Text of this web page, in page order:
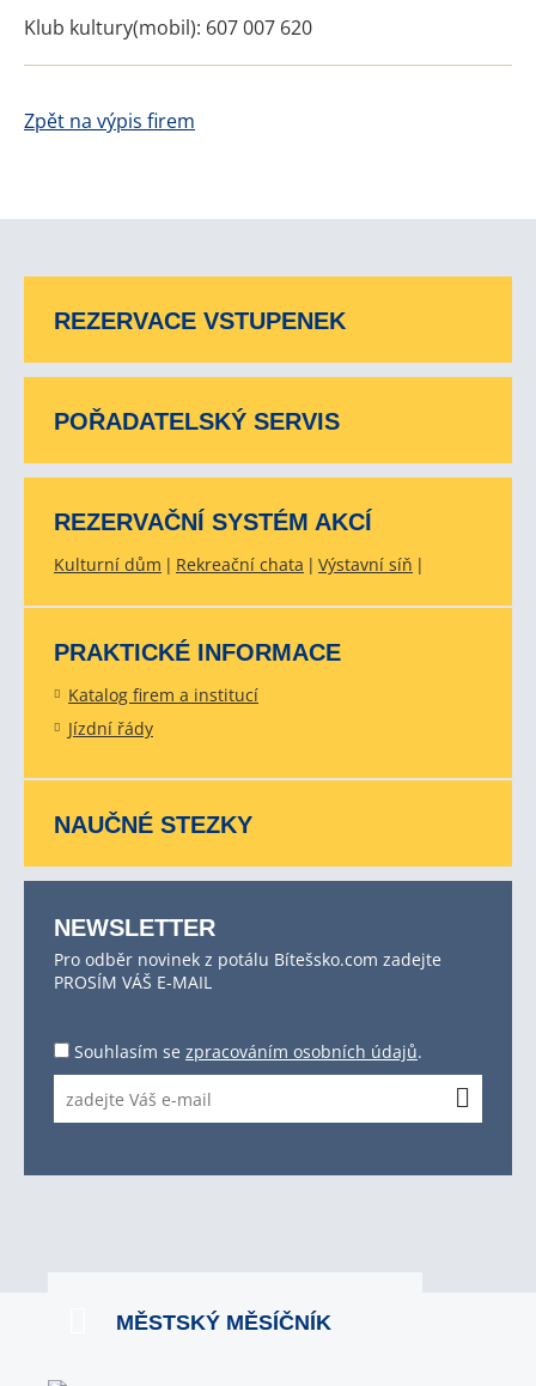
Klub kultury(mobil): 607 007 620
Zpět na výpis firem
REZERVACE VSTUPENEK
POŘADATELSKÝ SERVIS
REZERVAČNÍ SYSTÉM AKCÍ
Kulturní dům Rekreační chata Výstavní síň
PRAKTICKÉ INFORMACE
Katalog firem a institucí
Jízdní řády
NAUČNÉ STEZKY
NEWSLETTER
Pro odběr novinek z potálu Bítešsko.com zadejte
PROSÍM VÁŠ E-MAIL
Souhlasím se zpracováním osobních údajů.
MĚSTSKÝ MĚSÍČNÍK